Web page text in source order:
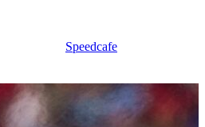
Speedcafe